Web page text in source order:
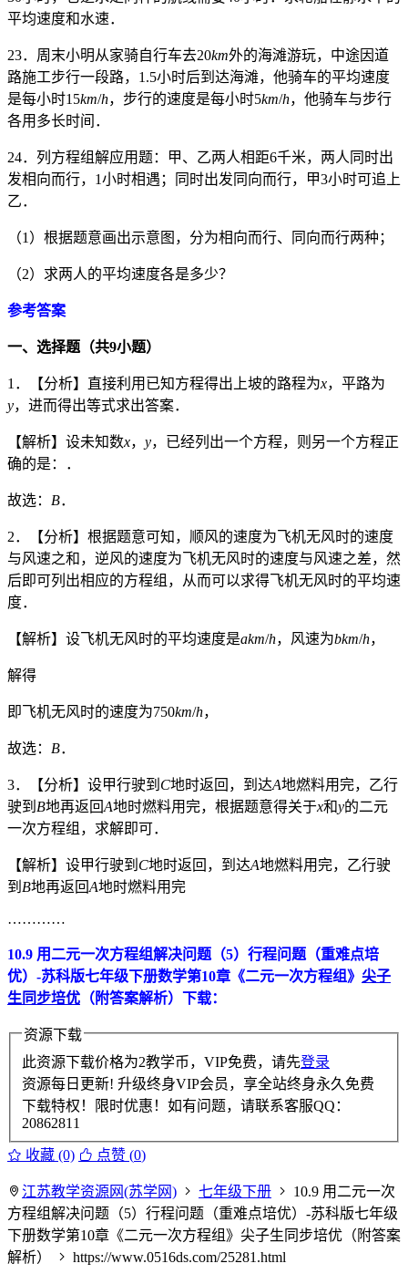
平均速度和水速．
23．周末小明从家骑自行车去20km外的海滩游玩，中途因道
路施工步行一段路，1.5小时后到达海滩，他骑车的平均速度
是每小时15km/h，步行的速度是每小时5km/h，他骑车与步行
各用多长时间．
24．列方程组解应用题：甲、乙两人相距6千米，两人同时出
发相向而行，1小时相遇；同时出发同向而行，甲3小时可追上
乙．
（1）根据题意画出示意图，分为相向而行、同向而行两种；
（2）求两人的平均速度各是多少？
参考答案
一、选择题（共9小题）
1．【分析】直接利用已知方程得出上坡的路程为x，平路为
y，进而得出等式求出答案．
【解析】设未知数x， y，已经列出一个方程，则另一个方程正
确的是：．
故选： B．
2．【分析】根据题意可知，顺风的速度为飞机无风时的速度
与风速之和，逆风的速度为飞机无风时的速度与风速之差，然
后即可列出相应的方程组，从而可以求得飞机无风时的平均速
度．
【解析】设飞机无风时的平均速度是akm/h，风速为bkm/h，
解得
即飞机无风时的速度为750km/h，
故选： B．
3．【分析】设甲行驶到 C地时返回，到达A地燃料用完，乙行
驶到 B地再返回A地时燃料用完，根据题意得关于x和y的二元
一次方程组，求解即可．
【解析】设甲行驶到 C地时返回，到达A地燃料用完，乙行驶
到 B地再返回A地时燃料用完
…………
10.9 用二元一次方程组解决问题（5）行程问题（重难点培
优）-苏科版七年级下册数学第10章《二元一次方程组》 尖子
生同步培优 （附答案解析）下载：
资源下载
此资源下载价格为2教学币，VIP免费，请先登录
资源每日更新! 升级终身VIP会员，享全站终身永久免费
下载特权！限时优惠！如有问题，请联系客服QQ：
20862811
收藏 (0) 点赞 (0)
江苏教学资源网(苏学网) 七年级下册
10.9 用二元一次
方程组解决问题（5）行程问题（重难点培优）-苏科版七年级
下册数学第10章《二元一次方程组》尖子生同步培优（附答案
解析）
https://www.0516ds.com/25281.html